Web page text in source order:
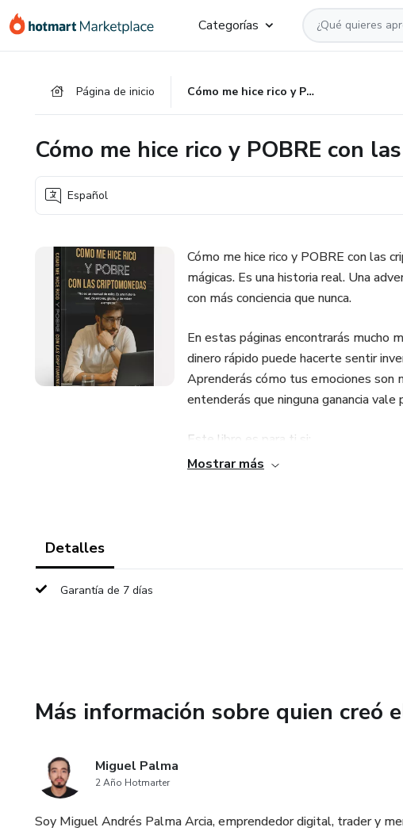
Categorías
Página de inicio Cómo me hice rico y POBRE con las criptomonedas
Cómo me hice rico y POBRE con
Español
Cómo me hice rico y POBRE con las
mágicas. Es una historia real. Una
con más conciencia que nunca.
En estas páginas encontrarás mucho
dinero rápido puede hacerte sentir
Aprenderás cómo tus emociones son
entenderás que ninguna ganancia
Este libro es para ti si:
Para que crezcas con conciencia.
Mostrar más
Detalles
Garantía de 7 días
Más información sobre quien creó
Miguel Palma
2 Año Hotmarter
Soy Miguel Andrés Palma Arcia, emprendedor digital, trader y